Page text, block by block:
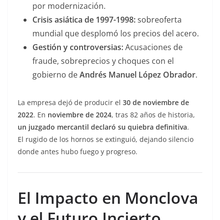
por modernización.
Crisis asiática de 1997-1998:sobreoferta
mundial que desplomó los precios del acero.
Gestión y controversias:Acusaciones de
fraude, sobreprecios y choques con el
gobierno deAndrés Manuel López Obrador.
La empresa dejó de producir el 30 de noviembre de
2022. En noviembre de 2024, tras 82 años de historia,
un juzgado mercantil declaró su quiebra definitiva.
El rugido de los hornos se extinguió, dejando silencio
donde antes hubo fuego y progreso.
El Impacto en Monclova